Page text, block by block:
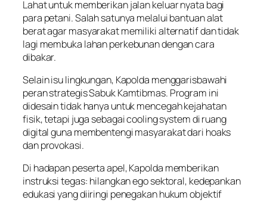
Lahat untuk memberikan jalan keluar nyata bagi
para petani. Salah satunya melalui bantuan alat
berat agar masyarakat memiliki alternatif dan tidak
lagi membuka lahan perkebunan dengan cara
dibakar.
Selain isu lingkungan, Kapolda menggarisbawahi
peran strategis Sabuk Kamtibmas. Program ini
didesain tidak hanya untuk mencegah kejahatan
fisik, tetapi juga sebagai cooling system di ruang
digital guna membentengi masyarakat dari hoaks
dan provokasi.
Di hadapan peserta apel, Kapolda memberikan
instruksi tegas: hilangkan ego sektoral, kedepankan
edukasi yang diiringi penegakan hukum objektif